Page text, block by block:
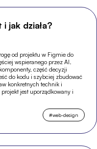
jak działa?
od projektu w Figmie do
wspieranego przez AI.
część decyzji
do kodu i szybciej zbudować
konkretnych technik i
jest uporządkowany i
#web-design